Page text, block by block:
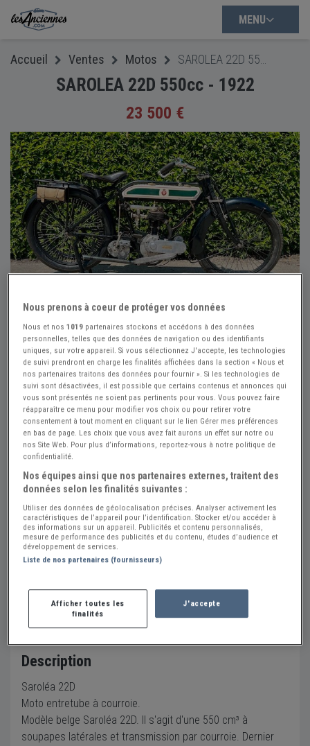
MENU
Accueil Ventes Motos
SAROLEA 22D 550cc - 1922
23 500 €
+12
Réf : A876598 Actualisée le : 01/08/2026
SAROLEA 22D 550cc - 1922
Créer une alerte SAROLEA 22D
23 500 €
HD-classic PRO
Belgique
Envoyer un email
Description
Saroléa 22D
Moto entretube à courroie.
Modèle belge Saroléa 22D. Il s'agit d'une 550 cm³ à
soupapes latérales et transmission par courroie. Dernier
Nous prenons à coeur de protéger vos données
Nous et nos1019 partenaires stockons et accédons à des données
personnelles, telles que des données de navigation ou des identifiants
uniques, sur votre appareil. Si vous sélectionnez J'accepte, les technologies
de suivi prendront en charge les finalités affichées dans la section « Nous et
nos partenaires traitons des données pour fournir ». Si les technologies de
suivi sont désactivées, il est possible que certains contenus et annonces qui
vous sont présentés ne soient pas pertinents pour vous. Vous pouvez faire
réapparaître ce menu pour modifier vos choix ou pour retirer votre
consentement à tout moment en cliquant sur le lien Gérer mes préférences
en bas de page. Les choix que vous avez fait aurons un effet sur notre ou
nos Site Web. Pour plus d’informations, reportez-vous à notre politique de
confidentialité.
Nos équipes ainsi que nos partenaires externes, traitent des
données selon les finalités suivantes :
Utiliser des données de géolocalisation précises. Analyser activement les
caractéristiques de l’appareil pour l’identification. Stocker et/ou accéder à
des informations sur un appareil. Publicités et contenu personnalisés,
mesure de performance des publicités et du contenu, études d’audience et
développement de services.
Liste de nos partenaires (fournisseurs)
Afficher toutes les
finalités
J'accepte